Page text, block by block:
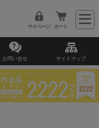
マイページ カート
お問い合せ サイトマップ